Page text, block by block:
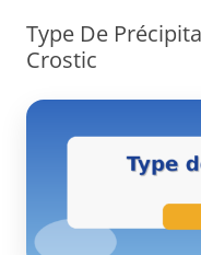
Type De
Crostic